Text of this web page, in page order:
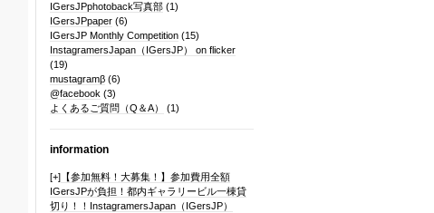
IGersJPphotoback写真部(1)
IGersJPpaper(6)
IGersJP Monthly Competition(15)
InstagramersJapan（IGersJP） on flicker
(19)
mustagramβ(6)
@facebook (3)
よくあるご質問（Q＆A）
(1)
information
[+]【参加無料！大募集！】参加費用全額
IGersJPが負担！都内ギャラリービル一棟貸
切り！！InstagramersJapan（IGersJP）